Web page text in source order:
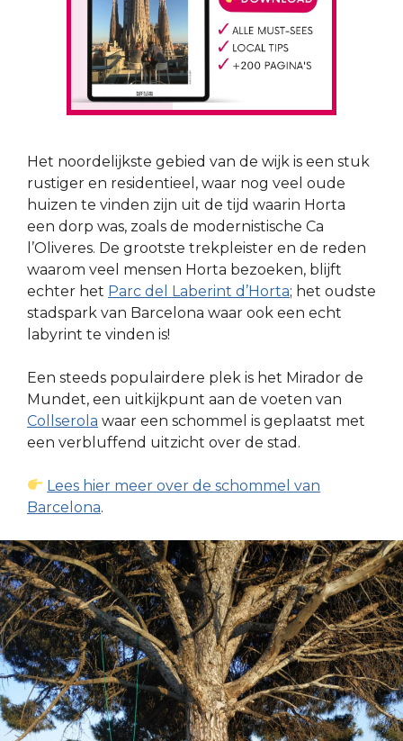
Het noordelijkste gebied van de wijk is een stuk
rustiger en residentieel, waar nog veel oude
huizen te vinden zijn uit de tijd waarin Horta
een dorp was, zoals de modernistische Ca
l’Oliveres. De grootste trekpleister en de reden
waarom veel mensen Horta bezoeken, blijft
echter het Parc del Laberint d’Horta; het oudste
stadspark van Barcelona waar ook een echt
labyrint te vinden is!
Een steeds populairdere plek is het Mirador de
Mundet, een uitkijkpunt aan de voeten van
Collserola waar een schommel is geplaatst met
een verbluffend uitzicht over de stad.
Lees hier meer over de schommel van
Barcelona.